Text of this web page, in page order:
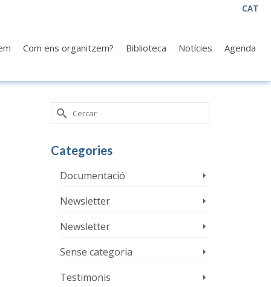
CAT
Com ens organitzem? Biblioteca Notícies Agenda
Search
for:
Categories
Documentació
Newsletter
Newsletter
Sense categoria
Testimonis